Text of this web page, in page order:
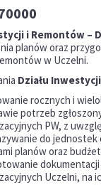
i Remontów –
planów oraz
w Uczelni.
Działu
rocznych i
potrzeb
PW, z
do jednostek
planów oraz
Uczelni, na